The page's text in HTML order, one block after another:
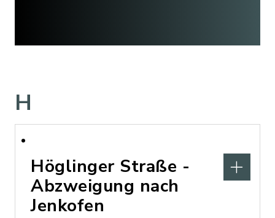
H
Höglinger Straße -
Abzweigung nach
Jenkofen